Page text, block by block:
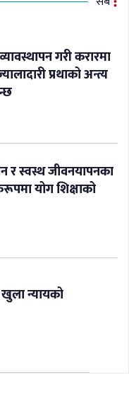
गरी करारमा
प्रथाको अन्त्य
र स्वस्थ जीवनयापनका
योग शिक्षाको
न्यायको